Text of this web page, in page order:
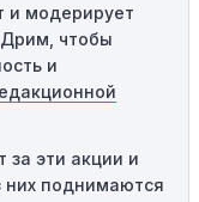
кем-то
промокодов. В
за помощью в
и модерирует
чтобы
и
за эти акции и
них поднимаются